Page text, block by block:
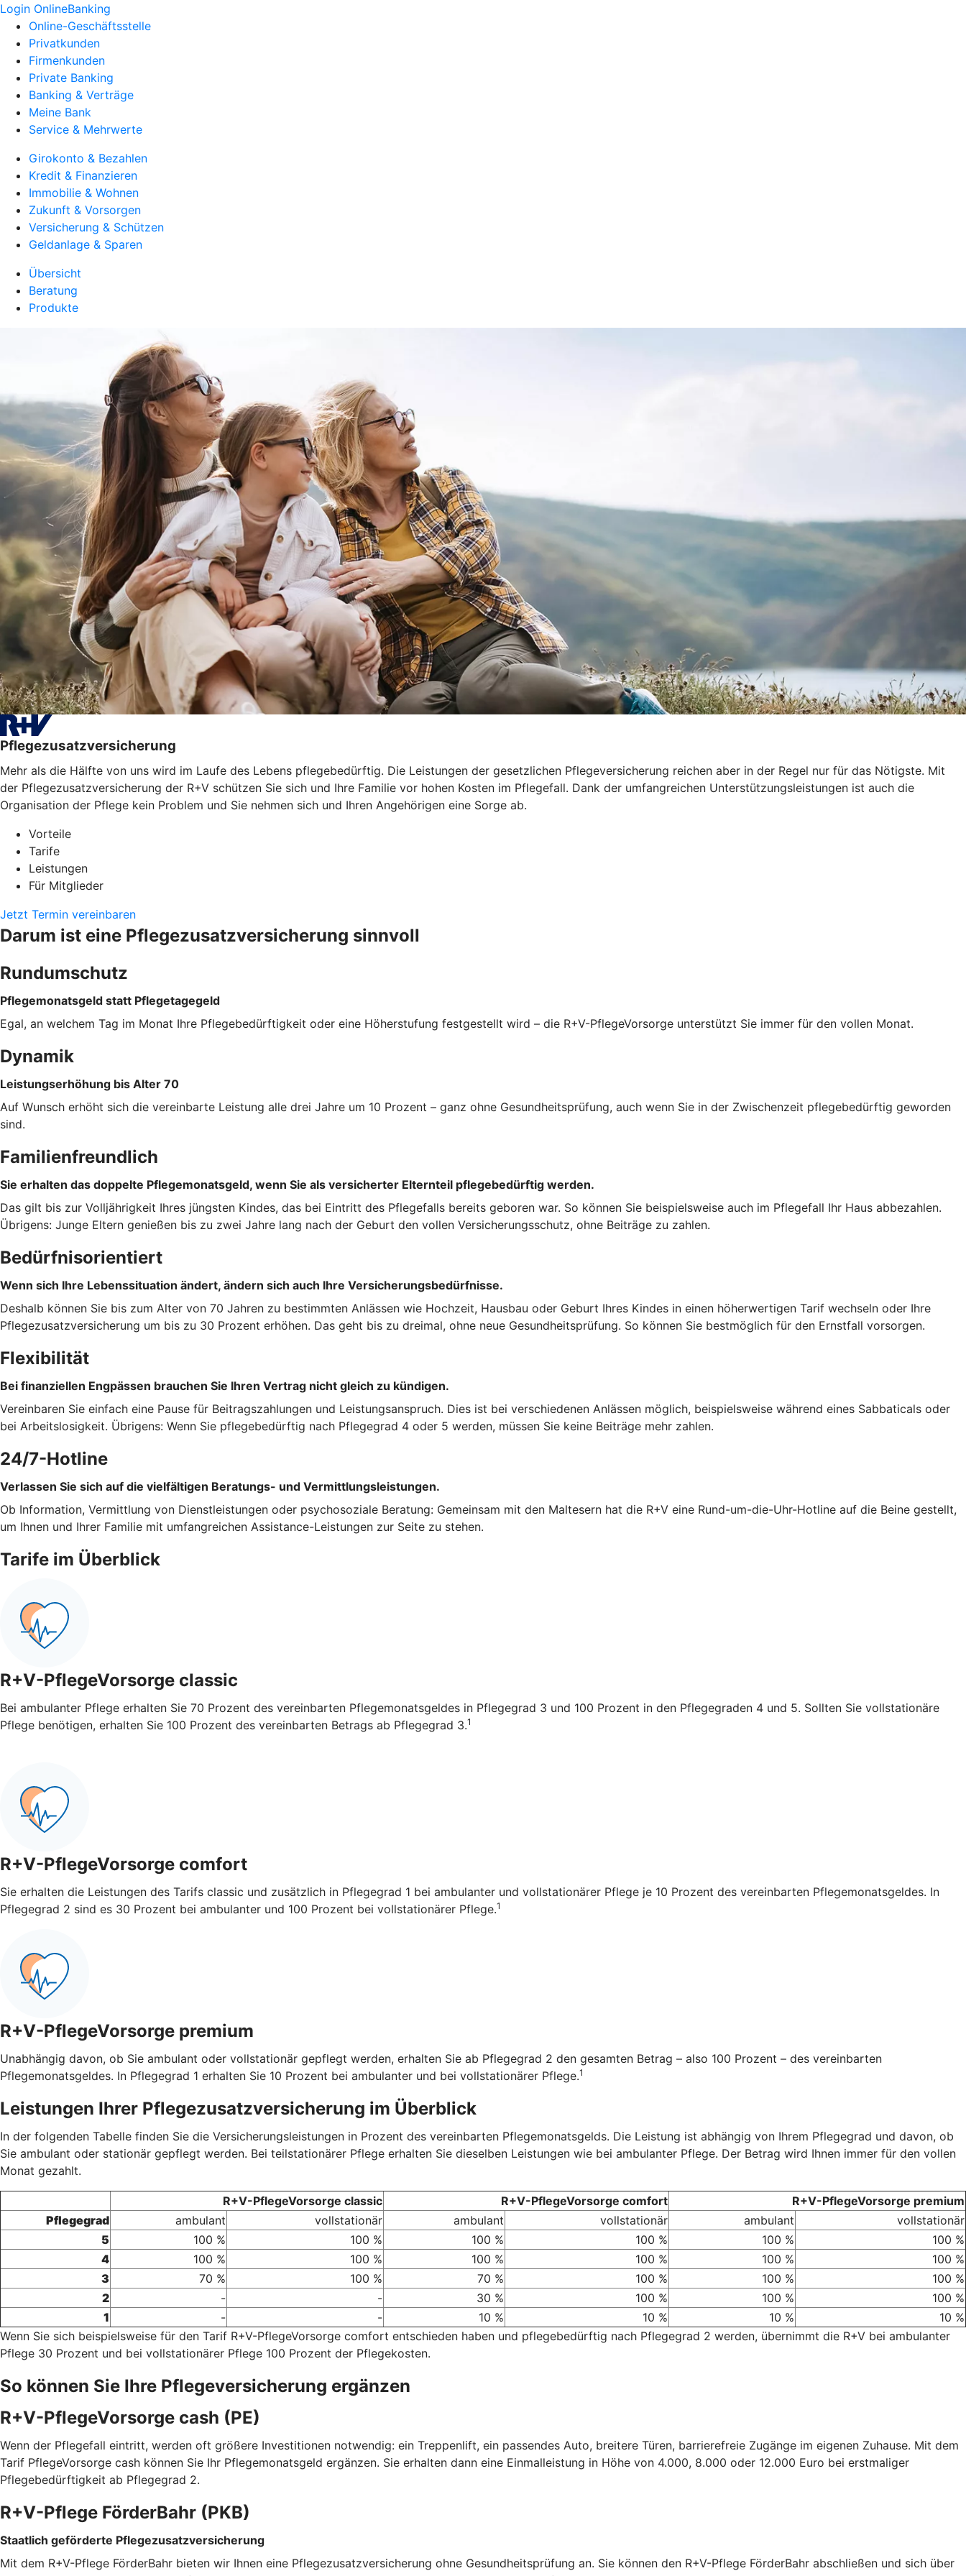
Login OnlineBanking
Online-Geschäftsstelle
Privatkunden
Firmenkunden
Private Banking
Banking & Verträge
Meine Bank
Service & Mehrwerte
Girokonto & Bezahlen
Kredit & Finanzieren
Immobilie & Wohnen
Zukunft & Vorsorgen
Versicherung & Schützen
Geldanlage & Sparen
Übersicht
Beratung
Produkte
Pflegezusatzversicherung
Mehr als die Hälfte von uns wird im Laufe des Lebens pflegebedürftig. Die Leistungen der gesetzlichen Pflegeversicherung reichen aber in der Regel nur für das Nötigste. Mit
der Pflegezusatzversicherung der R+V schützen Sie sich und Ihre Familie vor hohen Kosten im Pflegefall. Dank der umfangreichen Unterstützungsleistungen ist auch die
Organisation der Pflege kein Problem und Sie nehmen sich und Ihren Angehörigen eine Sorge ab.
Vorteile
Tarife
Leistungen
Für Mitglieder
Jetzt Termin vereinbaren
Darum ist eine Pflegezusatzversicherung sinnvoll
Rundumschutz
Pflegemonatsgeld statt Pflegetagegeld
Egal, an welchem Tag im Monat Ihre Pflegebedürftigkeit oder eine Höherstufung festgestellt wird – die R+V-PflegeVorsorge unterstützt Sie immer für den vollen Monat.
Dynamik
Leistungserhöhung bis Alter 70
Auf Wunsch erhöht sich die vereinbarte Leistung alle drei Jahre um 10 Prozent – ganz ohne Gesundheitsprüfung, auch wenn Sie in der Zwischenzeit pflegebedürftig geworden
sind.
Familienfreundlich
Sie erhalten das doppelte Pflegemonatsgeld, wenn Sie als versicherter Elternteil pflegebedürftig werden.
Das gilt bis zur Volljährigkeit Ihres jüngsten Kindes, das bei Eintritt des Pflegefalls bereits geboren war. So können Sie beispielsweise auch im Pflegefall Ihr Haus abbezahlen.
Übrigens: Junge Eltern genießen bis zu zwei Jahre lang nach der Geburt den vollen Versicherungsschutz, ohne Beiträge zu zahlen.
Bedürfnisorientiert
Wenn sich Ihre Lebenssituation ändert, ändern sich auch Ihre Versicherungsbedürfnisse.
Deshalb können Sie bis zum Alter von 70 Jahren zu bestimmten Anlässen wie Hochzeit, Hausbau oder Geburt Ihres Kindes in einen höherwertigen Tarif wechseln oder Ihre
Pflegezusatzversicherung um bis zu 30 Prozent erhöhen. Das geht bis zu dreimal, ohne neue Gesundheitsprüfung. So können Sie bestmöglich für den Ernstfall vorsorgen.
Flexibilität
Bei finanziellen Engpässen brauchen Sie Ihren Vertrag nicht gleich zu kündigen.
Vereinbaren Sie einfach eine Pause für Beitragszahlungen und Leistungsanspruch. Dies ist bei verschiedenen Anlässen möglich, beispielsweise während eines Sabbaticals oder
bei Arbeitslosigkeit. Übrigens: Wenn Sie pflegebedürftig nach Pflegegrad 4 oder 5 werden, müssen Sie keine Beiträge mehr zahlen.
24/7-Hotline
Verlassen Sie sich auf die vielfältigen Beratungs- und Vermittlungsleistungen.
Ob Information, Vermittlung von Dienstleistungen oder psychosoziale Beratung: Gemeinsam mit den Maltesern hat die R+V eine Rund-um-die-Uhr-Hotline auf die Beine gestellt,
um Ihnen und Ihrer Familie mit umfangreichen Assistance-Leistungen zur Seite zu stehen.
Tarife im Überblick
R+V-PflegeVorsorge classic
Bei ambulanter Pflege erhalten Sie 70 Prozent des vereinbarten Pflegemonatsgeldes in Pflegegrad 3 und 100 Prozent in den Pflegegraden 4 und 5. Sollten Sie vollstationäre
Pflege benötigen, erhalten Sie 100 Prozent des vereinbarten Betrags ab Pflegegrad 3.1
R+V-PflegeVorsorge comfort
Sie erhalten die Leistungen des Tarifs classic und zusätzlich in Pflegegrad 1 bei ambulanter und vollstationärer Pflege je 10 Prozent des vereinbarten Pflegemonatsgeldes. In
Pflegegrad 2 sind es 30 Prozent bei ambulanter und 100 Prozent bei vollstationärer Pflege.1
R+V-PflegeVorsorge premium
Unabhängig davon, ob Sie ambulant oder vollstationär gepflegt werden, erhalten Sie ab Pflegegrad 2 den gesamten Betrag – also 100 Prozent – des vereinbarten
Pflegemonatsgeldes. In Pflegegrad 1 erhalten Sie 10 Prozent bei ambulanter und bei vollstationärer Pflege.1
Leistungen Ihrer Pflegezusatzversicherung im Überblick
In der folgenden Tabelle finden Sie die Versicherungsleistungen in Prozent des vereinbarten Pflegemonatsgelds. Die Leistung ist abhängig von Ihrem Pflegegrad und davon, ob
Sie ambulant oder stationär gepflegt werden. Bei teilstationärer Pflege erhalten Sie dieselben Leistungen wie bei ambulanter Pflege. Der Betrag wird Ihnen immer für den vollen
Monat gezahlt.
R+V-PflegeVorsorge classic R+V-PflegeVorsorge comfort
R+V-PflegeVorsorge premium
Pflegegrad
ambulant vollstationär ambulant vollstationär ambulant
vollstationär
5
100 % 100 % 100 % 100 % 100 %
100 %
4
100 % 100 % 100 % 100 % 100 %
100 %
3
70 % 100 % 70 % 100 % 100 %
100 %
2
- - 30 % 100 % 100 %
100 %
1
- - 10 % 10 % 10 %
10 %
Wenn Sie sich beispielsweise für den Tarif R+V-PflegeVorsorge comfort entschieden haben und pflegebedürftig nach Pflegegrad 2 werden, übernimmt die R+V bei ambulanter
Pflege 30 Prozent und bei vollstationärer Pflege 100 Prozent der Pflegekosten.
So können Sie Ihre Pflegeversicherung ergänzen
R+V-PflegeVorsorge cash (PE)
Wenn der Pflegefall eintritt, werden oft größere Investitionen notwendig: ein Treppenlift, ein passendes Auto, breitere Türen, barrierefreie Zugänge im eigenen Zuhause. Mit dem
Tarif PflegeVorsorge cash können Sie Ihr Pflegemonatsgeld ergänzen. Sie erhalten dann eine Einmalleistung in Höhe von 4.000, 8.000 oder 12.000 Euro bei erstmaliger
Pflegebedürftigkeit ab Pflegegrad 2.
R+V-Pflege FörderBahr (PKB)
Staatlich geförderte Pflegezusatzversicherung
Mit dem R+V-Pflege FörderBahr bieten wir Ihnen eine Pflegezusatzversicherung ohne Gesundheitsprüfung an. Sie können den R+V-Pflege FörderBahr abschließen und sich über